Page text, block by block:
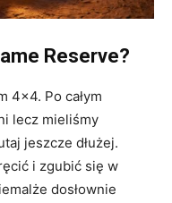
Reserve?
4×4. Po całym
lecz mieliśmy
jeszcze dłużej.
i zgubić się w
dosłownie